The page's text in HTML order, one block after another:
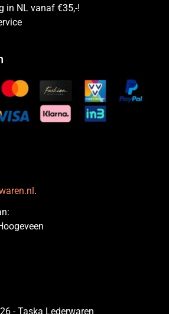
in NL vanaf €35,-!
.
- Taska Lederwaren